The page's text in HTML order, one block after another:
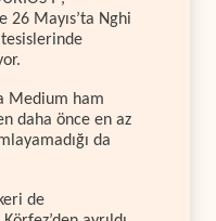
26 Mayıs’ta Nghi
Medium ham
daha önce en az
da
de